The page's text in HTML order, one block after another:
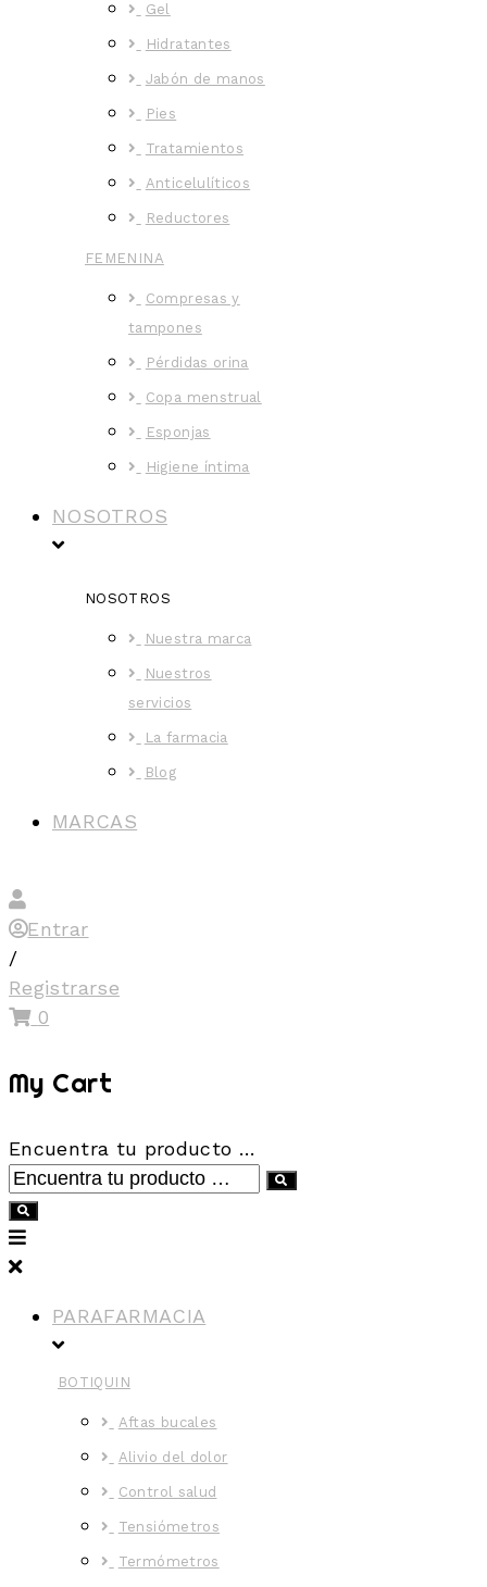
Gel
Hidratantes
Jabón de manos
Pies
Tratamientos
Anticelulíticos
Reductores
FEMENINA
Compresas y
tampones
Pérdidas orina
Copa menstrual
Esponjas
Higiene íntima
NOSOTROS
NOSOTROS
Nuestra marca
Nuestros
servicios
La farmacia
Blog
MARCAS
Entrar
/
Registrarse
0
My Cart
Encuentra tu producto …
PARAFARMACIA
BOTIQUIN
Aftas bucales
Alivio del dolor
Control salud
Tensiómetros
Termómetros